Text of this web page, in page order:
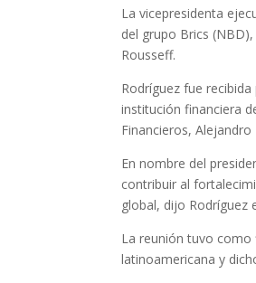
La vicepresidenta
del grupo Brics
Rousseff.
Rodríguez fue
institución financiera
Financieros, Alejandro
En nombre del
contribuir al
global, dijo Rodríguez
La reunión tuvo
latinoamericana y